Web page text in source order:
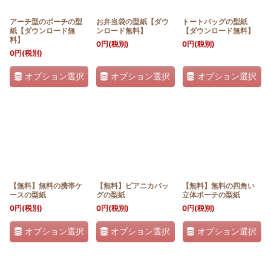
アーチ型のポーチの型
紙【ダウンロード無
料】
0円(税別)
オプション選択
お弁当袋の型紙【ダウ
ンロード無料】
0円(税別)
オプション選択
トートバッグの型紙
【ダウンロード無料】
0円(税別)
オプション選択
【無料】無料の携帯ケ
ースの型紙
0円(税別)
オプション選択
【無料】ピアニカバッ
グの型紙
0円(税別)
オプション選択
【無料】無料の四角い
立体ポーチの型紙
0円(税別)
オプション選択